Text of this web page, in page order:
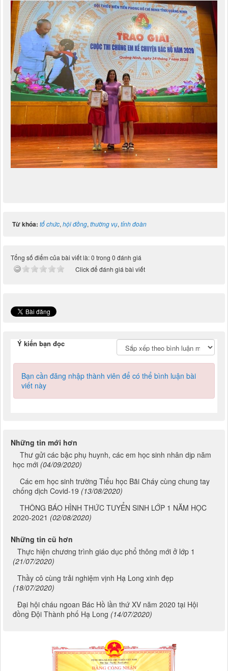
Từ khóa: tổ chức, hội đồng, thường vụ, tỉnh đoàn
Tổng số điểm của bài viết là: 0 trong 0 đánh giá
Click để đánh giá bài viết
Ý kiến bạn đọc
Bạn cần đăng nhập thành viên để có thể bình luận bài
viết này
Những tin mới hơn
Thư gửi các bậc phụ huynh, các em học sinh nhân dịp năm
học mới (04/09/2020)
Các em học sinh trường Tiểu học Bãi Cháy cùng chung tay
chống dịch Covid-19 (13/08/2020)
THÔNG BÁO HÌNH THỨC TUYỂN SINH LỚP 1 NĂM HỌC
2020-2021 (02/08/2020)
Những tin cũ hơn
Thực hiện chương trình giáo dục phổ thông mới ở lớp 1
(21/07/2020)
Thầy cô cùng trải nghiệm vịnh Hạ Long xinh đẹp
(18/07/2020)
Đại hội cháu ngoan Bác Hồ lần thứ XV năm 2020 tại Hội
đồng Đội Thành phố Hạ Long (14/07/2020)